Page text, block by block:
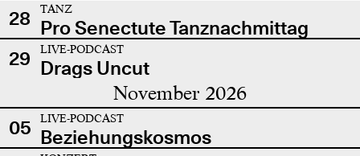
28
TANZ
Pro Senectute Tanznachmittag
29
LIVE-PODCAST
Drags Uncut
November 2026
05 LIVE-PODCAST
Beziehungskosmos